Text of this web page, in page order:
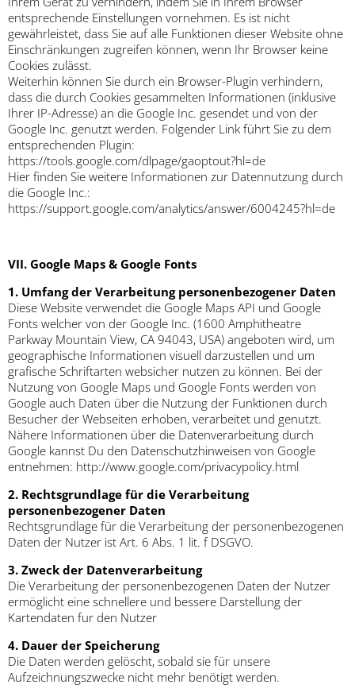
entsprechende Einstellungen vornehmen. Es ist nicht
gewährleistet, dass Sie auf alle Funktionen dieser Website ohne
Einschränkungen zugreifen können, wenn Ihr Browser keine
Cookies zulässt.
Weiterhin können Sie durch ein Browser-Plugin verhindern,
dass die durch Cookies gesammelten Informationen (inklusive
Ihrer IP-Adresse) an die Google Inc. gesendet und von der
Google Inc. genutzt werden. Folgender Link führt Sie zu dem
entsprechenden Plugin:
https://tools.google.com/dlpage/gaoptout?hl=de
Hier finden Sie weitere Informationen zur Datennutzung durch
die Google Inc.:
https://support.google.com/analytics/answer/6004245?hl=de
VII. Google Maps & Google Fonts
1. Umfang der Verarbeitung personenbezogener Daten
Diese Website verwendet die Google Maps API und Google
Fonts welcher von der Google Inc. (1600 Amphitheatre
Parkway Mountain View, CA 94043, USA) angeboten wird, um
geographische Informationen visuell darzustellen und um
grafische Schriftarten websicher nutzen zu können. Bei der
Nutzung von Google Maps und Google Fonts werden von
Google auch Daten über die Nutzung der Funktionen durch
Besucher der Webseiten erhoben, verarbeitet und genutzt.
Nähere Informationen über die Datenverarbeitung durch
Google kannst Du den Datenschutzhinweisen von Google
entnehmen: http://www.google.com/privacypolicy.html
2. Rechtsgrundlage für die Verarbeitung
personenbezogener Daten
Rechtsgrundlage für die Verarbeitung der personenbezogenen
Daten der Nutzer ist Art. 6 Abs. 1 lit. f DSGVO.
3. Zweck der Datenverarbeitung
Die Verarbeitung der personenbezogenen Daten der Nutzer
ermöglicht eine schnellere und bessere Darstellung der
Kartendaten fur den Nutzer
4. Dauer der Speicherung
Die Daten werden gelöscht, sobald sie für unsere
Aufzeichnungszwecke nicht mehr benötigt werden.